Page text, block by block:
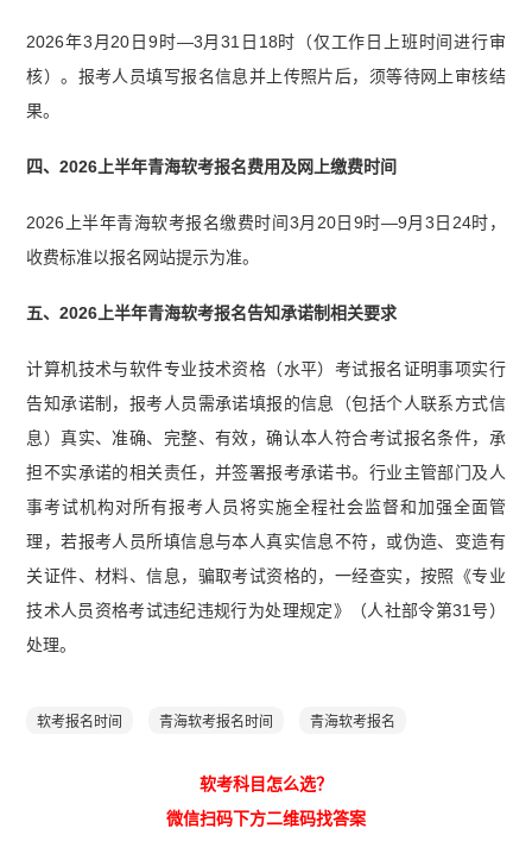
2026年3月20日9时—3月31日18时（仅工作日上班时间进行审
核）。报考人员填写报名信息并上传照片后，须等待网上审核结
果。
四、2026上半年青海软考报名费用及网上缴费时间
2026上半年青海软考报名缴费时间3月20日9时—9月3日24时，
收费标准以报名网站提示为准。
五、2026上半年青海软考报名告知承诺制相关要求
计算机技术与软件专业技术资格（水平）考试报名证明事项实行
告知承诺制，报考人员需承诺填报的信息（包括个人联系方式信
息）真实、准确、完整、有效，确认本人符合考试报名条件，承
担不实承诺的相关责任，并签署报考承诺书。行业主管部门及人
事考试机构对所有报考人员将实施全程社会监督和加强全面管
理，若报考人员所填信息与本人真实信息不符，或伪造、变造有
关证件、材料、信息，骗取考试资格的，一经查实，按照《专业
技术人员资格考试违纪违规行为处理规定》（人社部令第31号）
处理。
软考报名时间 青海软考报名时间 青海软考报名
软考科目怎么选？
微信扫码下方二维码找答案